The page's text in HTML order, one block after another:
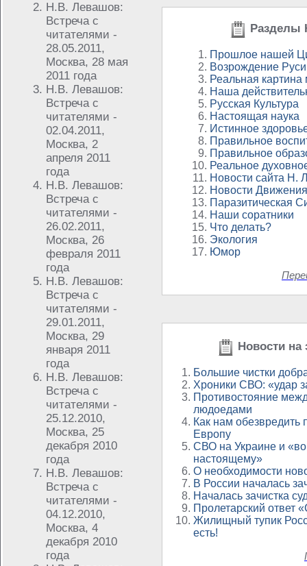
Н.В. Левашов:
Встреча с
читателями -
28.05.2011,
Москва, 28 мая
2011 года
Н.В. Левашов:
Встреча с
читателями -
02.04.2011,
Москва, 2
апреля 2011
года
Н.В. Левашов:
Встреча с
читателями -
26.02.2011,
Москва, 26
февраля 2011
года
Н.В. Левашов:
Встреча с
читателями -
29.01.2011,
Москва, 29
января 2011
года
Н.В. Левашов:
Встреча с
читателями -
25.12.2010,
Москва, 25
декабря 2010
года
Н.В. Левашов:
Встреча с
читателями -
04.12.2010,
Москва, 4
декабря 2010
года
Разделы
Прошлое нашей
Возрождение Руси
Реальная
Наша
Русская Культура
Настоящая наука
Истинное
Правильное
Правильное
Реальное
Новости сайта Н.
Новости
Паразитическая
Наши соратники
Что делать?
Экология
Юмор
Новости на
Большие чистки
Хроники СВО: «удар
Противостояние
людоедами
Как нам обезвредить
Европу
СВО на Украине и
настоящему»
О необходимости
В России началась
Началась зачистка
Пролетарский ответ
Жилищный тупик
есть!